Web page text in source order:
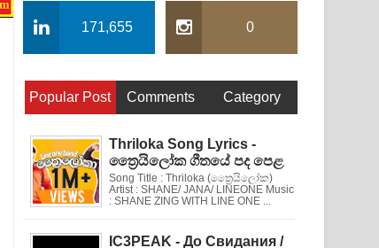
171,655 0
Popular Post Comments Category
Thriloka Song Lyrics -
ත්‍රෛයිලෝක ගීතයේ පද පෙළ
Song Title : Thriloka (ත්‍රෛයිලෝක)
Artist : SHANE/ JANA/ LINEONE Music
: SHANE ZING WITH LINE ONE ...
IC3PEAK - До Свидания /